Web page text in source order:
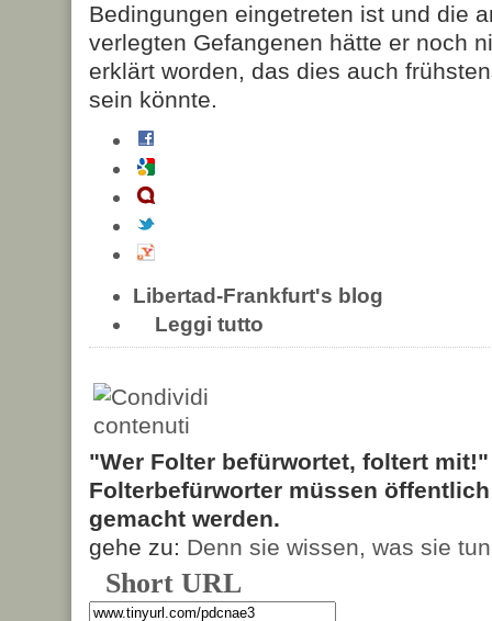
Bedingungen eingetreten ist und die
verlegten Gefangenen hätte er noch
erklärt worden, das dies auch
sein könnte.
Libertad-Frankfurt's blog
Leggi tutto
"Wer Folter befürwortet, foltert
Folterbefürworter müssen
gemacht werden.
gehe zu: Denn sie wissen, was sie tun
Short URL